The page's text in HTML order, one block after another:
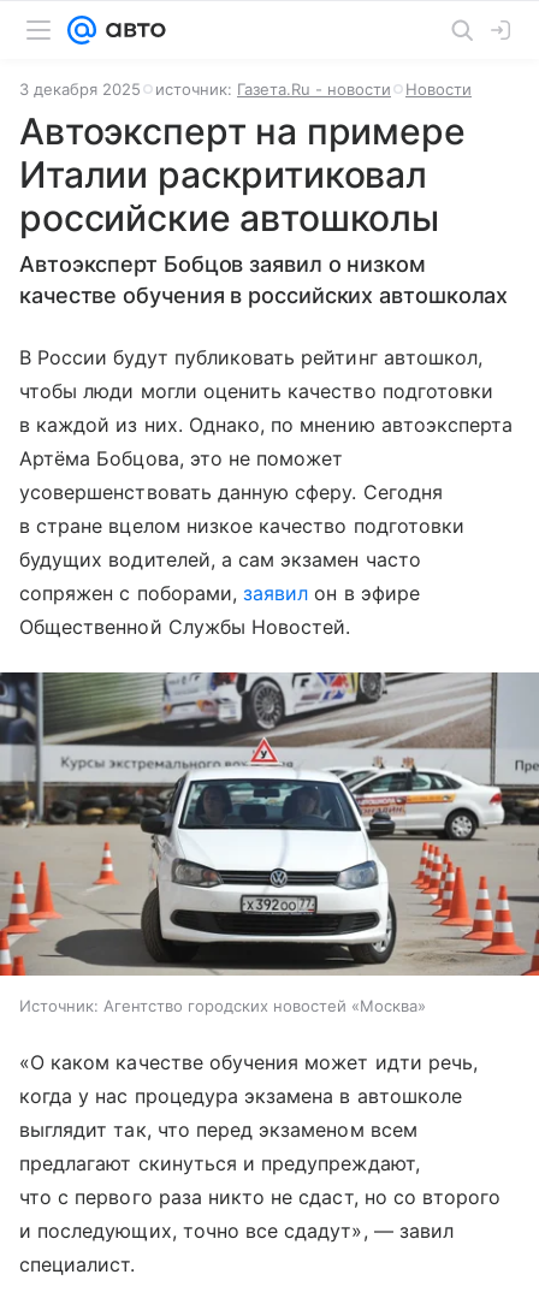
3 декабря 2025 источник: Газета.Ru - новости Новости
Автоэксперт на примере
Италии раскритиковал
российские автошколы
Автоэксперт Бобцов заявил о низком
качестве обучения в российских автошколах
В России будут публиковать рейтинг автошкол,
чтобы люди могли оценить качество подготовки
в каждой из них. Однако, по мнению автоэксперта
Артёма Бобцова, это не поможет
усовершенствовать данную сферу. Сегодня
в стране вцелом низкое качество подготовки
будущих водителей, а сам экзамен часто
сопряжен с поборами,заявил он в эфире
Общественной Службы Новостей.
Источник: Агентство городских новостей «Москва»
«О каком качестве обучения может идти речь,
когда у нас процедура экзамена в автошколе
выглядит так, что перед экзаменом всем
предлагают скинуться и предупреждают,
что с первого раза никто не сдаст, но со второго
и последующих, точно все сдадут», — завил
специалист.